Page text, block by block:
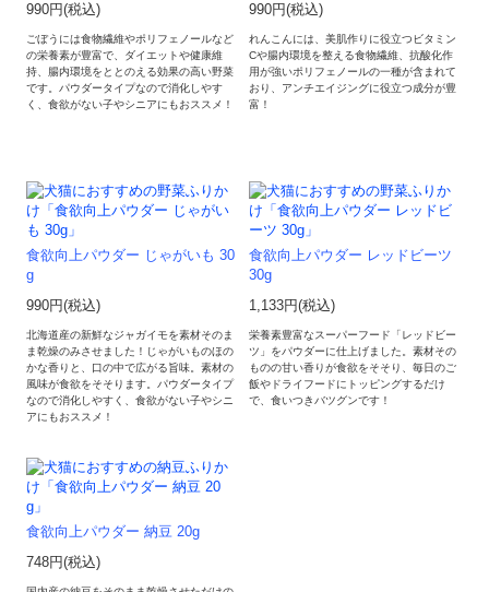
990円(税込)
ごぼうには食物繊維やポリフェノールなど
の栄養素が豊富で、ダイエットや健康維
持、腸内環境をととのえる効果の高い野菜
です。パウダータイプなので消化しやす
く、食欲がない子やシニアにもおススメ！
990円(税込)
れんこんには、美肌作りに役立つビタミン
Cや腸内環境を整える食物繊維、抗酸化作
用が強いポリフェノールの一種が含まれて
おり、アンチエイジングに役立つ成分が豊
富！
食欲向上パウダー じゃがいも 30
g
990円(税込)
北海道産の新鮮なジャガイモを素材そのま
ま乾燥のみさせました！じゃがいものほの
かな香りと、口の中で広がる旨味。素材の
風味が食欲をそそります。パウダータイプ
なので消化しやすく、食欲がない子やシニ
アにもおススメ！
食欲向上パウダー レッドビーツ
30g
1,133円(税込)
栄養素豊富なスーパーフード「レッドビー
ツ」をパウダーに仕上げました。素材その
ものの甘い香りが食欲をそそり、毎日のご
飯やドライフードにトッピングするだけ
で、食いつきバツグンです！
食欲向上パウダー 納豆 20g
748円(税込)